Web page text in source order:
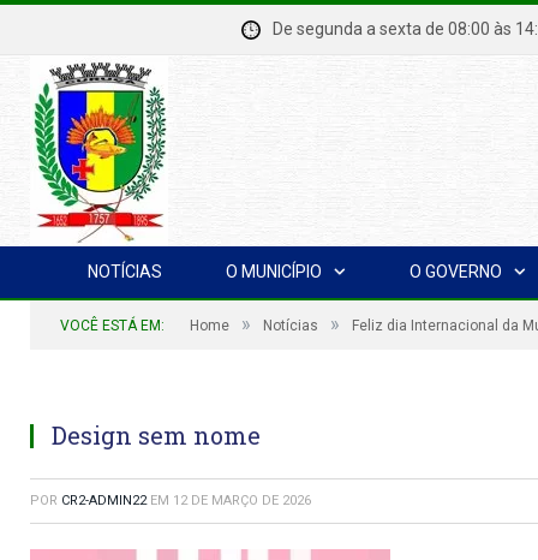
De segunda a sexta de 08:00
NOTÍCIAS O MUNICÍPIO O GOVERNO
VOCÊ ESTÁ EM: Home » Notícias » Feliz dia Internacional da
Design sem nome
POR CR2-ADMIN22 EM 12 DE MARÇO DE 2026